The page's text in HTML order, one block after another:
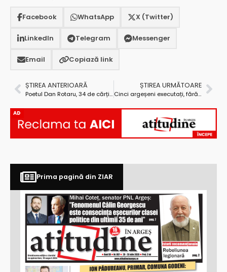
Facebook WhatsApp X (Twitter)
LinkedIn Telegram Messenger
Email Copiază link
ȘTIREA ANTERIOARĂ
Poetul Dan Rotaru, 34 de cărți publicate, a 35-a în tipografie
ȘTIREA URMĂTOARE
Cinci argeșeni executați, fără judecată, drept răzbunare!
AD
Prima pagină din ZIAR